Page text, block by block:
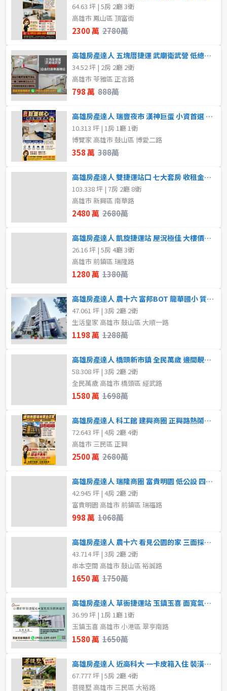
樓層
不拘
地下室
1樓
3樓
5~10樓 11~20樓
21樓以上
~ 樓
1房
4房
屋齡
不拘
不拘
租金(元)
64.63 坪 | 5房 2廳 3衛
高雄市 鳳山區 頂富街
2300 萬 2780萬
高雄房產達人 五塊厝捷運 武廟衛武營 低總價 樓店
34.52 坪 | 2房 2廳 2衛
高雄市 苓雅區 正言路
798 萬 888萬
高雄房產達人 瑞豐夜市 漢神巨蛋 小資首選 捷運宅
10.313 坪 | 1房 1廳 1衛
博覽家 高雄市 鼓山區 博愛二路
358 萬 388萬
高雄房產達人 雙捷運站口 七大套房 收租金店面
103.338 坪 | 7房 2廳 8衛
高雄市 新興區 南華路
2480 萬 2680萬
高雄房產達人 凱旋捷運站 屋況極佳 大樓價入住透天首選
26.16 坪 | 5房 4廳 3衛
高雄市 前鎮區 瑞隆路
1280 萬 1380萬
高雄房產達人 農十六 富邦BOT 龍華國小 質感三房平車
47.061 坪 | 3房 2廳 2衛
生活皇家 高雄市 鼓山區 大順一路
1198 萬 1288萬
高雄房產達人 橋頭新市鎮 全民萬歲 邊間靚亮三房平車 捷運宅
58.308 坪 | 3房 2廳 2衛
全民萬歲 高雄市 橋頭區 經武路
1580 萬 1698萬
高雄房產達人 科工館 建興商圈 正興路熱鬧燙金店面
72.643 坪 | 4房 2廳 4衛
高雄市 三民區 正興
2500 萬 2680萬
高雄房產達人 瑞隆商圈 富貴明園 低公設 四房平車
42.945 坪 | 4房 2廳 2衛
富貴明園 高雄市 前鎮區 瑞福路
998 萬 1068萬
高雄房產達人 農十六 看見公園的家 三面採光陽台進出三房車位
43.714 坪 | 3房 2廳 2衛
串本空間 高雄市 鼓山區 裕誠路
1650 萬 1750萬
高雄房產達人 草衙捷運站 玉鎮玉喜 面寬氣派 精美樓店
36.99 坪 | 1房 1廳 1衛
玉鎮玉喜 高雄市 小港區 翠亨南路
1580 萬 1650萬
高雄房產達人 近高科大 一卡皮箱入住 裝潢精緻 車墅
67.777 坪 | 5房 2廳 4衛
菩提墅 高雄市 三民區 大裕路